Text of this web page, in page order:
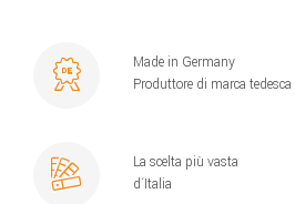
Made in Germany
Produttore di marca tedesca
La scelta più vasta
d´Italia